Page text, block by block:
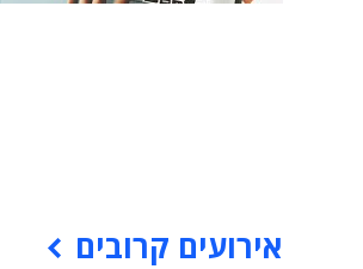
אירועים קרובים